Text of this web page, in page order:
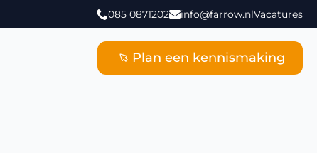
085 0871202 info@farrow.nlVacatures
Plan een kennismaking